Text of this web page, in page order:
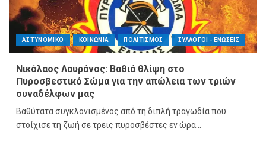
ΑΣΤΥΝΟΜΙΚΟ ΚΟΙΝΩΝΙΑ ΠΟΛΙΤΙΣΜΟΣ ΣΥΛΛΟΓΟΙ - ΕΝΩΣΕΙΣ
Νικόλαος Λαυράνος: Βαθιά θλίψη στο
Πυροσβεστικό Σώμα για την απώλεια των τριών
συναδέλφων μας
Βαθύτατα συγκλονισμένος από τη διπλή τραγωδία που
στοίχισε τη ζωή σε τρεις πυροσβέστες εν ώρα...